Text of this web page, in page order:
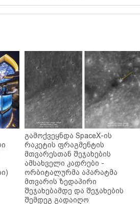
გამოქვეყნდა SpaceX-ის
რაკეტის ფრაგმენტის
მთვარესთან შეჯახების
ამსახველი კადრები -
ორბიტალურმა აპარატმა
მთვარის ზედაპირი
შეჯახებამდე და შეჯახების
შემდეგ გადაიღო